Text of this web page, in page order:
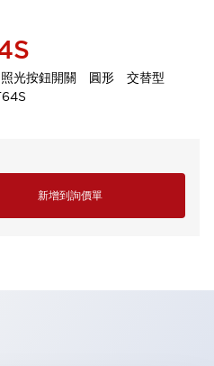
光按鈕開關 圓形 交替型
新增到詢價單